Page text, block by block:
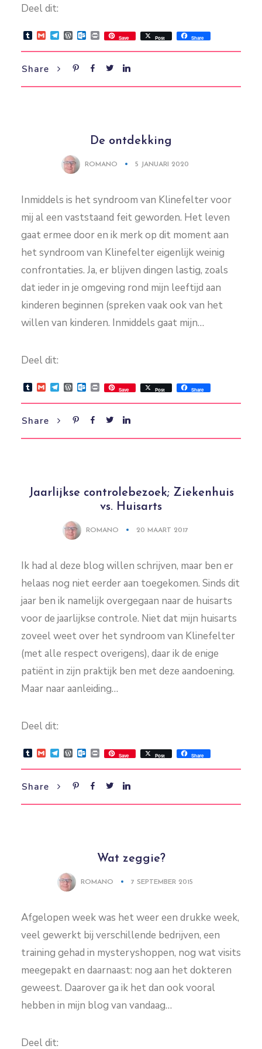
Deel dit:
Tumblr
GmailTelegram
WordPress
Outlook.com
PrintSave Post Share
Share
De ontdekking
ROMANO 5 JANUARI 2020
Inmiddels is het syndroom van Klinefelter voor
mij al een vaststaand feit geworden. Het leven
gaat ermee door en ik merk op dit moment aan
het syndroom van Klinefelter eigenlijk weinig
confrontaties. Ja, er blijven dingen lastig, zoals
dat ieder in je omgeving rond mijn leeftijd aan
kinderen beginnen (spreken vaak ook van het
willen van kinderen. Inmiddels gaat mijn…
Deel dit:
Tumblr
GmailTelegram
WordPress
Outlook.com
PrintSave Post Share
Share
Jaarlijkse controlebezoek; Ziekenhuis
vs. Huisarts
ROMANO 20 MAART 2017
Ik had al deze blog willen schrijven, maar ben er
helaas nog niet eerder aan toegekomen. Sinds dit
jaar ben ik namelijk overgegaan naar de huisarts
voor de jaarlijkse controle. Niet dat mijn huisarts
zoveel weet over het syndroom van Klinefelter
(met alle respect overigens), daar ik de enige
patiënt in zijn praktijk ben met deze aandoening.
Maar naar aanleiding…
Deel dit:
Tumblr
GmailTelegram
WordPress
Outlook.com
PrintSave Post Share
Share
Wat zeggie?
ROMANO 7 SEPTEMBER 2015
Afgelopen week was het weer een drukke week,
veel gewerkt bij verschillende bedrijven, een
training gehad in mysteryshoppen, nog wat visits
meegepakt en daarnaast: nog aan het dokteren
geweest. Daarover ga ik het dan ook vooral
hebben in mijn blog van vandaag…
Deel dit: